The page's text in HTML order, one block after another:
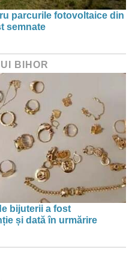
parcurile fotovoltaice din
semnate
BIHOR
bijuterii a fost
și dată în urmărire